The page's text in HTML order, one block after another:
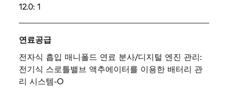
12.0: 1
연료공급
전자식 흡입 매니폴드 연료 분사/디지털 엔진 관리:
전기식 스로틀밸브 액추에이터를 이용한 배터리 관
리 시스템-O